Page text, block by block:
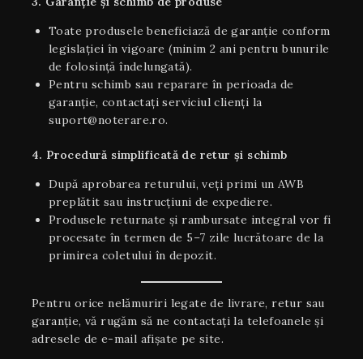
Toate produsele beneficiază de garanție conform
legislației în vigoare (minim 2 ani pentru bunurile
de folosință îndelungată).
Pentru schimb sau reparare în perioada de
garanție, contactați serviciul clienți la
suport@noterare.ro.
4. Procedură simplificată de retur și schimb
După aprobarea returului, veți primi un AWB
preplătit sau instrucțiuni de expediere.
Produsele returnate și rambursate integral vor fi
procesate în termen de 5–7 zile lucrătoare de la
primirea coletului în depozit.
Pentru orice nelămuriri legate de livrare, retur sau
garanţie, vă rugăm să ne contactați la telefoanele și
adresele de e-mail afișate pe site.